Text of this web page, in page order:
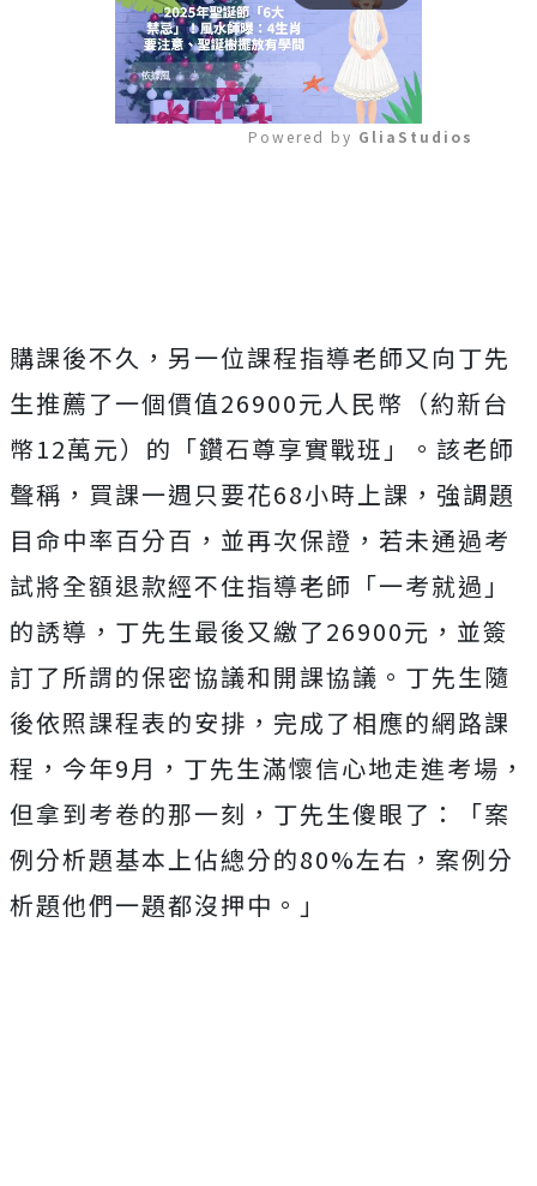
Powered by GliaStudios
購課後不久，另一位課程指導老師又向丁先
生推薦了一個價值26900元人民幣（約新台
幣12萬元）的「鑽石尊享實戰班」。該老師
聲稱，買課一週只要花68小時上課，強調題
目命中率百分百， 並再次保證，若未通過考
試將全額退款經不住指導老師「一考就過」
的誘導，丁先生最後又繳了26900元，並簽
訂了所謂的保密協議和開課協議。丁先生隨
後依照課程表的安排，完成了相應的網路課
程，今年9月，丁先生滿懷信心地走進考場，
但拿到考卷的那一刻，丁先生傻眼了：「案
例分析題基本上佔總分的80%左右，案例分
析題他們一題都沒押中。」